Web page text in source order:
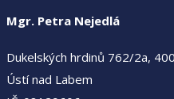
Mgr. Petra Nejedlá
Dukelských hrdinů 762/2a,
Ústí nad Labem